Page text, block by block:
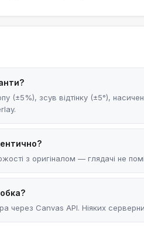
(±5%), зсув відтінку (±5°),
з оригіналом — глядачі не
через Canvas API. Ніяких